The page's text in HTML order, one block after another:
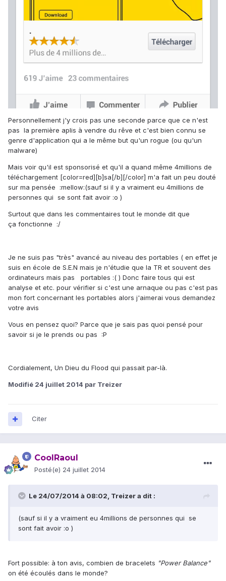
Personnellement j'y crois pas une seconde parce que ce n'est
pas la première aplis à vendre du rêve et c'est bien connu se
genre d'application qui a le même but qu'un rogue (ou qu'un
malware)
Mais voir qu'il est sponsorisé et qu'il a quand même 4millions de
téléchargement [color=red][b]sa[/b][/color] m'a fait un peu douté
sur ma pensée :mellow:(sauf si il y a vraiment eu 4millions de
personnes qui se sont fait avoir :o )
Surtout que dans les commentaires tout le monde dit que
ça fonctionne :/
Je ne suis pas "très" avancé au niveau des portables ( en effet je
suis en école de S.E.N mais je n'étudie que la TR et souvent des
ordinateurs mais pas portables :( ) Donc faire tous qui est
analyse et etc. pour vérifier si c'est une arnaque ou pas c'est pas
mon fort concernant les portables alors j'aimerai vous demandez
votre avis
Vous en pensez quoi? Parce que je sais pas quoi pensé pour
savoir si je le prends ou pas :P
Cordialement, Un Dieu du Flood qui passait par-là.
Modifié 24 juillet 2014 par Treizer
Citer
CoolRaoul
Posté(e) 24 juillet 2014
Le 24/07/2014 à 08:02, Treizer a dit :
(sauf si il y a vraiment eu 4millions de personnes qui se
sont fait avoir :o )
Fort possible: à ton avis, combien de bracelets "Power Balance"
on été écoulés dans le monde?